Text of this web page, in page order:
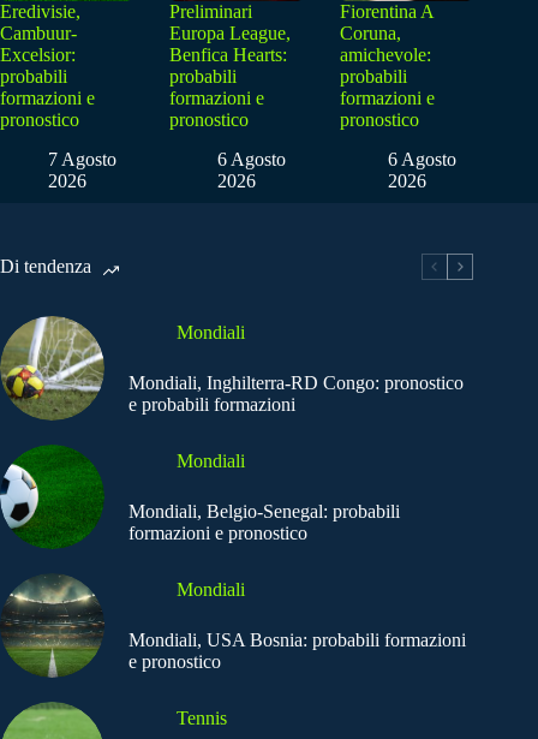
Eredivisie,
Cambuur-
Excelsior:
probabili
formazioni e
pronostico
7 Agosto
2026
Preliminari
Europa League,
Benfica Hearts:
probabili
formazioni e
pronostico
6 Agosto
2026
Fiorentina A
Coruna,
amichevole:
probabili
formazioni e
pronostico
6 Agosto
2026
Di tendenza
Mondiali
Mondiali, Inghilterra-RD Congo: pronostico
e probabili formazioni
Mondiali
Mondiali, Belgio-Senegal: probabili
formazioni e pronostico
Mondiali
Mondiali, USA Bosnia: probabili formazioni
e pronostico
Tennis